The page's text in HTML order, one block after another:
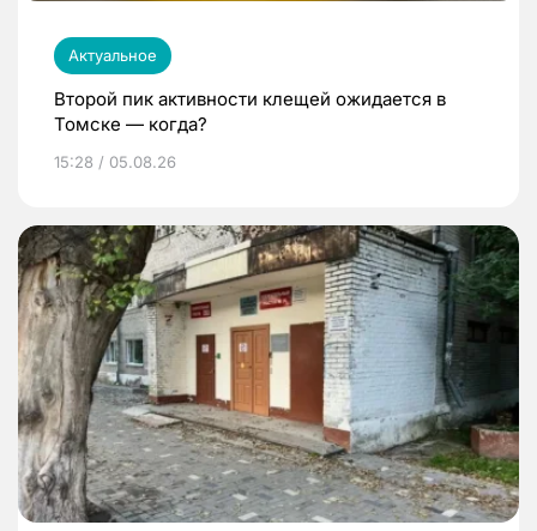
Актуальное
Второй пик активности клещей ожидается в
Томске — когда?
15:28 / 05.08.26